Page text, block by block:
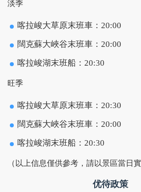
淡季
喀拉峻大草原末班車：20:00
闊克蘇大峽谷末班車：20:00
喀拉峻湖末班船：20:30
旺季
喀拉峻大草原末班車：20:30
闊克蘇大峽谷末班車：20:00
喀拉峻湖末班船：20:30
（以上信息僅供參考，請以景區當日
优待政策